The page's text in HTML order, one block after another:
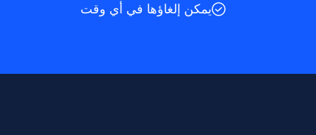
يمكن إلغاؤها في أي وقت